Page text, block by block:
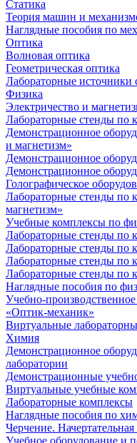
Статика
Теория машин и
Наглядные пособия по
Оптика
Волновая оптика
Геометрическая оптика
Лабораторные источники
Физика
Электричество и
Лабораторные стенды по
Демонстрационное
и магнетизм»
Демонстрационное
Демонстрационное
Голографическое
Лабораторные стенды по
магнетизм»
Учебные комплексы по
Лабораторные стенды по
Лабораторные стенды по
Лабораторные стенды по
Лабораторные стенды по
Наглядные пособия по
Учебно-
«Оптик-механик»
Виртуальные
Химия
Демонстрационное
лаборатории
Демонстрационные
Виртуальные учебные
Лабораторные комплексы
Наглядные пособия по
Черчение.
Учебное оборудование и